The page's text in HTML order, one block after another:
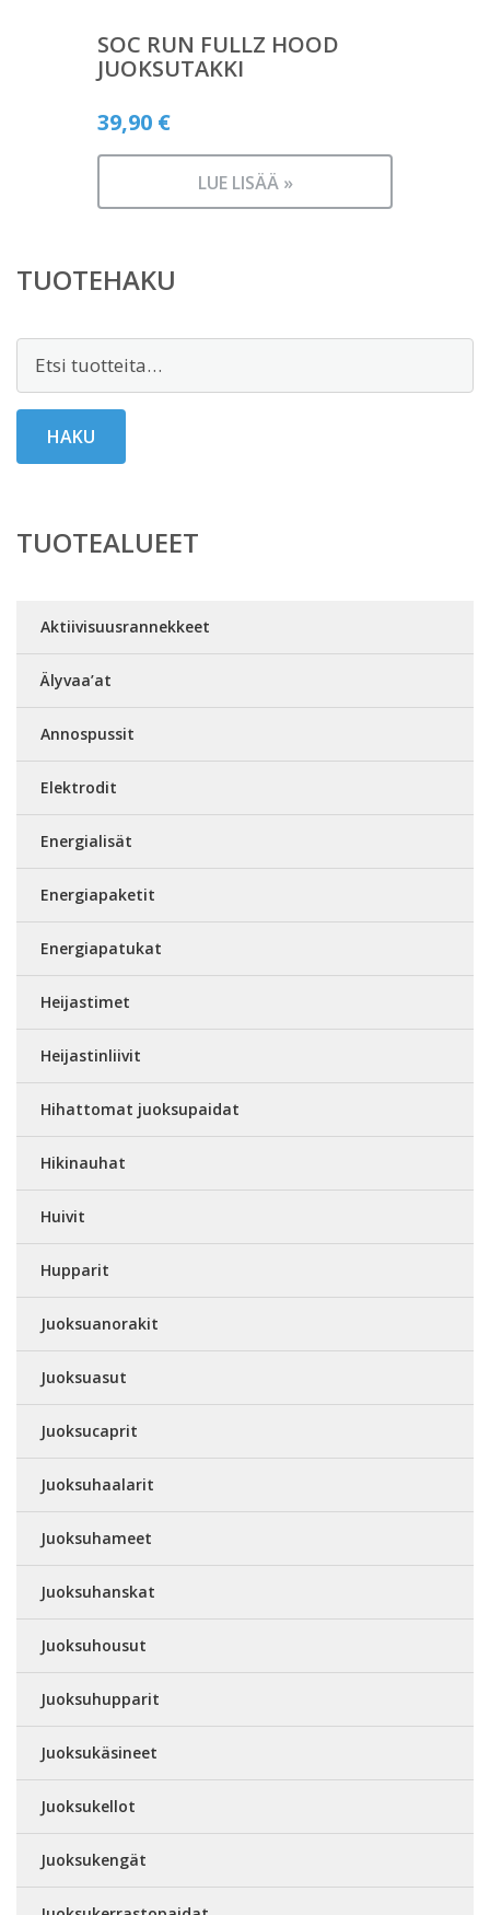
SOC RUN FULLZ HOOD
JUOKSUTAKKI
39,90 €
LUE LISÄÄ »
TUOTEHAKU
Etsi:
HAKU
TUOTEALUEET
Aktiivisuusrannekkeet
Älyvaa’at
Annospussit
Elektrodit
Energialisät
Energiapaketit
Energiapatukat
Heijastimet
Heijastinliivit
Hihattomat juoksupaidat
Hikinauhat
Huivit
Hupparit
Juoksuanorakit
Juoksuasut
Juoksucaprit
Juoksuhaalarit
Juoksuhameet
Juoksuhanskat
Juoksuhousut
Juoksuhupparit
Juoksukäsineet
Juoksukellot
Juoksukengät